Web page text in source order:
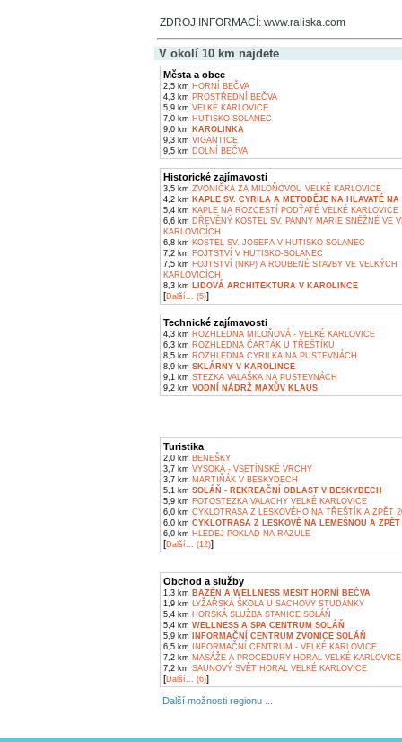
ZDROJ INFORMACÍ: www.raliska.com
V okolí 10 km najdete
Města a obce
2,5 km HORNÍ BEČVA
4,3 km PROSTŘEDNÍ BEČVA
5,9 km VELKÉ KARLOVICE
7,0 km HUTISKO-SOLANEC
9,0 km KAROLINKA
9,3 km VIGANTICE
9,5 km DOLNÍ BEČVA
Historické zajímavosti
3,5 km ZVONIČKA ZA MILOŇOVOU VELKÉ KARLOVICE
4,2 km KAPLE SV. CYRILA A METODĚJE NA HLAVATÉ NA
5,4 km KAPLE NA ROZCESTÍ PODŤATÉ VELKÉ KARLOVICE
6,6 km DŘEVĚNÝ KOSTEL SV. PANNY MARIE SNĚŽNÉ VE
KARLOVICÍCH
6,8 km KOSTEL SV. JOSEFA V HUTISKO-SOLANEC
7,2 km FOJTSTVÍ V HUTISKO-SOLANEC
7,5 km FOJTSTVÍ (NKP) A ROUBENÉ STAVBY VE VELKÝCH
KARLOVICÍCH
8,3 km LIDOVÁ ARCHITEKTURA V KAROLINCE
[Další... (5)]
Technické zajímavosti
4,3 km ROZHLEDNA MILOŇOVÁ - VELKÉ KARLOVICE
6,3 km ROZHLEDNA ČARTÁK U TŘEŠTÍKU
8,5 km ROZHLEDNA CYRILKA NA PUSTEVNÁCH
8,9 km SKLÁRNY V KAROLINCE
9,1 km STEZKA VALAŠKA NA PUSTEVNÁCH
9,2 km VODNÍ NÁDRŽ MAXŮV KLAUS
Turistika
2,0 km BENEŠKY
3,7 km VYSOKÁ - VSETÍNSKÉ VRCHY
3,7 km MARTIŇÁK V BESKYDECH
5,1 km SOLÁŇ - REKREAČNÍ OBLAST V BESKYDECH
5,9 km FOTOSTEZKA VALACHY VELKÉ KARLOVICE
6,0 km CYKLOTRASA Z LESKOVÉHO NA TŘEŠTÍK A ZPĚT
6,0 km CYKLOTRASA Z LESKOVÉ NA LEMEŠNOU A ZPĚT
6,0 km HLEDEJ POKLAD NA RAZULE
[Další... (12)]
Obchod a služby
1,3 km BAZÉN A WELLNESS MESIT HORNÍ BEČVA
1,9 km LYŽAŘSKÁ ŠKOLA U SACHOVY STUDÁNKY
5,4 km HORSKÁ SLUŽBA STANICE SOLÁŇ
5,4 km WELLNESS A SPA CENTRUM SOLÁŇ
5,9 km
INFORMAČNÍ CENTRUM ZVONICE SOLÁŇ
6,5 km INFORMAČNÍ CENTRUM - VELKÉ KARLOVICE
7,2 km MASÁŽE A PROCEDURY HORAL VELKÉ KARLOVICE
7,2 km SAUNOVÝ SVĚT HORAL VELKÉ KARLOVICE
[Další... (6)]
Další možnosti regionu ...